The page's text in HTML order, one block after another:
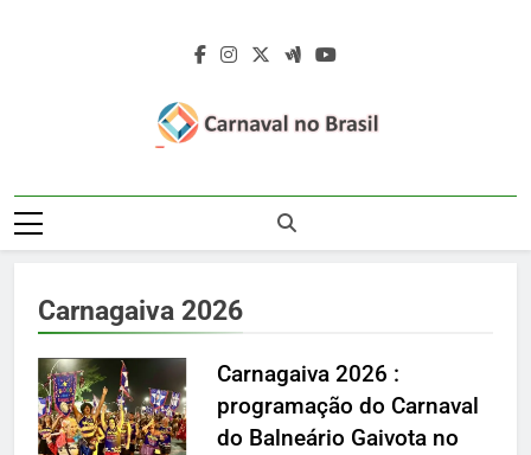
Carnaval No
Brasil 2027 –
2027 – Desfile
Das Escolas De
Samba
Rua 2027 – Desfile Das Escolas De
Samba – Fotos Carnaval 2026 – Blocos
Rainhas De Bateria – Famosos No
Carnagaiva 2026
Carnagaiva 2026 :
programação do Carnaval
do Balneário Gaivota no